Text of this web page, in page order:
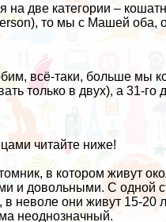
на две категории –
то мы c Машей
всё-таки, больше мы
только в двух), а 31-го
читайте ниже!
в котором живут
и довольными. С одной
неволе они живут 15-20
неоднозначный.